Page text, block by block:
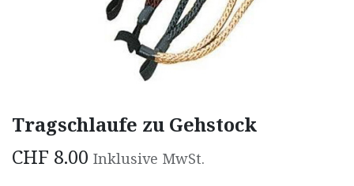
Tragschlaufe zu Gehstock
CHF 8.00 Inklusive MwSt.